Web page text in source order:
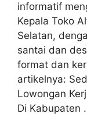
informatif
Kepala Toko
Selatan,
santai dan
format dan
artikelnya:
Lowongan
Di Kabupaten